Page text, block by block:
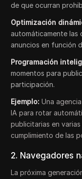
de que ocurran
Optimización
automáticamente las
anuncios en función
Programación
momentos para
participación.
Ejemplo: Una
IA para rotar
publicitarias en
cumplimiento de las
2. Navegadores
La próxima